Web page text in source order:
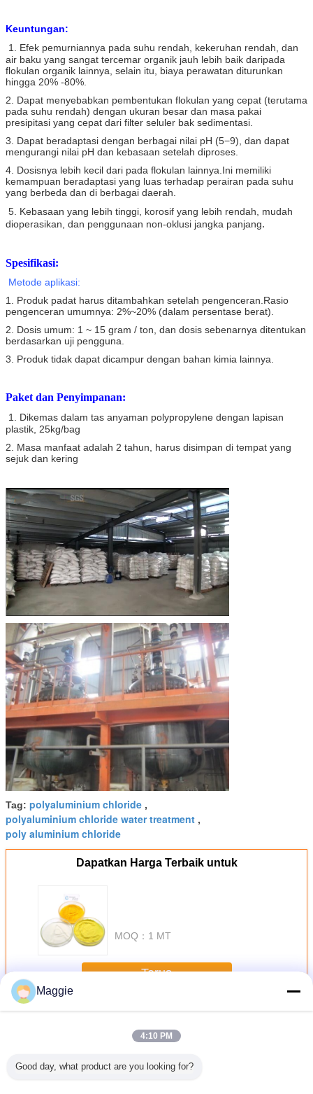
Keuntungan:
1. Efek pemurniannya pada suhu rendah, kekeruhan rendah, dan
air baku yang sangat tercemar organik jauh lebih baik daripada
flokulan organik lainnya, selain itu, biaya perawatan diturunkan
hingga 20% -80%.
2. Dapat menyebabkan pembentukan flokulan yang cepat (terutama
pada suhu rendah) dengan ukuran besar dan masa pakai
presipitasi yang cepat dari filter seluler bak sedimentasi.
3. Dapat beradaptasi dengan berbagai nilai pH (5−9), dan dapat
mengurangi nilai pH dan kebasaan setelah diproses.
4. Dosisnya lebih kecil dari pada flokulan lainnya.Ini memiliki
kemampuan beradaptasi yang luas terhadap perairan pada suhu
yang berbeda dan di berbagai daerah.
5. Kebasaan yang lebih tinggi, korosif yang lebih rendah, mudah
dioperasikan, dan penggunaan non-oklusi jangka panjang.
Spesifikasi:
Metode aplikasi:
1. Produk padat harus ditambahkan setelah pengenceran.Rasio
pengenceran umumnya: 2%~20% (dalam persentase berat).
2. Dosis umum: 1 ~ 15 gram / ton, dan dosis sebenarnya ditentukan
berdasarkan uji pengguna.
3. Produk tidak dapat dicampur dengan bahan kimia lainnya.
Paket dan Penyimpanan:
1. Dikemas dalam tas anyaman polypropylene dengan lapisan
plastik, 25kg/bag
2. Masa manfaat adalah 2 tahun, harus disimpan di tempat yang
sejuk dan kering
Tag: polyaluminium chloride ,
polyaluminium chloride water treatment ,
poly aluminium chloride
Dapatkan Harga Terbaik untuk
MOQ： 1 MT
Terus
LebihPoli Aluminium Klorida
Maggie
4:10 PM
Good day, what product are you looking for?